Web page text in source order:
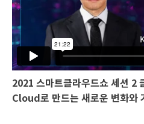
2021 스마트클라우드쇼 세션
Cloud로 만드는 새로운 변화와